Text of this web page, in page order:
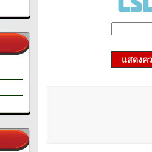
แสดงค